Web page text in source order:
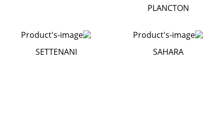
PLANCTON
SAHARA
SETTENANI